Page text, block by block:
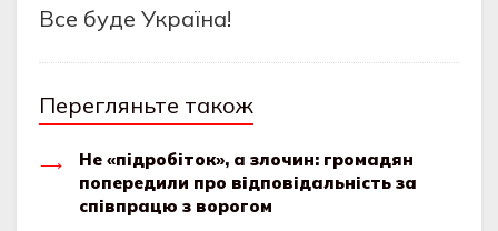
Все буде Україна!
Перегляньте також
Не «підробіток», а злочин: громадян
попередили про відповідальність за
співпрацю з ворогом